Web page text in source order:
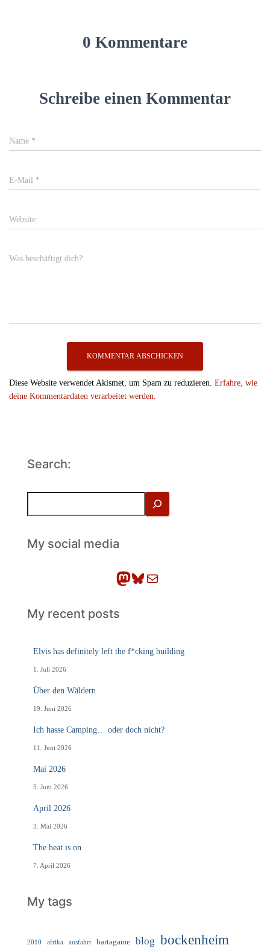
0 Kommentare
Schreibe einen Kommentar
Name *
E-Mail *
Website
Was beschäftigt dich?
Diese Website verwendet Akismet, um Spam zu reduzieren. Erfahre, wie
deine Kommentardaten verarbeitet werden.
Search:
h
eMy social media
Mastodon Bluesky E-Mail
My recent posts
Elvis has definitely left the f*cking building
1. Juli 2026
Über den Wäldern
19. Juni 2026
Ich hasse Camping… oder doch nicht?
11. Juni 2026
Mai 2026
5. Juni 2026
April 2026
3. Mai 2026
The heat is on
7. April 2026
My tags
2010 afrika ausfahrt bartagame blog bockenheim